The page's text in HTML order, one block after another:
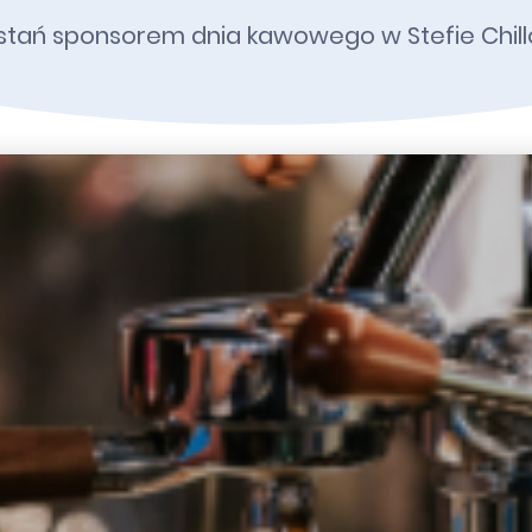
sponsorem dnia kawowego w Stefie